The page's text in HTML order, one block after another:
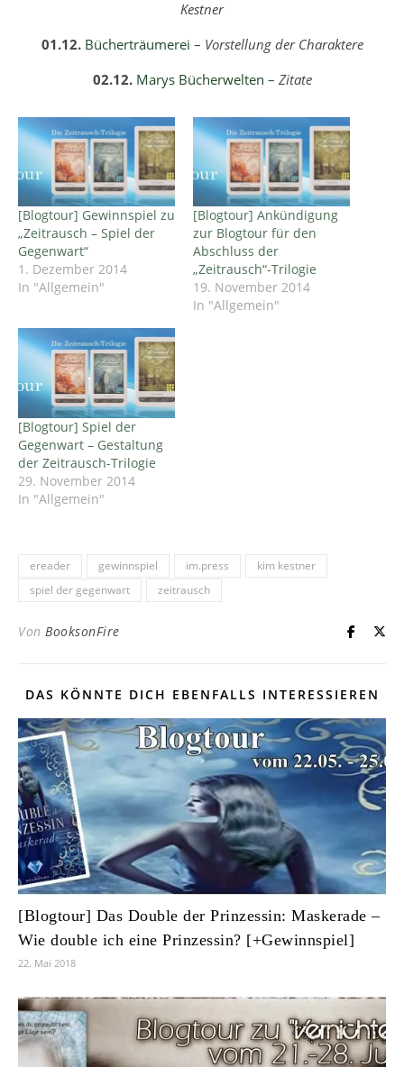
Kestner
01.12. Bücherträumerei – Vorstellung der Charaktere
02.12. Marys Bücherwelten – Zitate
[Blogtour] Gewinnspiel zu
„Zeitrausch – Spiel der
Gegenwart“
1. Dezember 2014
In "Allgemein"
[Blogtour] Ankündigung
zur Blogtour für den
Abschluss der
„Zeitrausch“-Trilogie
19. November 2014
In "Allgemein"
[Blogtour] Spiel der
Gegenwart – Gestaltung
der Zeitrausch-Trilogie
29. November 2014
In "Allgemein"
ereader gewinnspiel im.press
kim kestner
spiel der gegenwart
zeitrausch
Von BooksonFire
DAS KÖNNTE DICH EBENFALLS INTERESSIEREN
[Blogtour] Das Double der Prinzessin: Maskerade –
Wie double ich eine Prinzessin? [+Gewinnspiel]
22. Mai 2018